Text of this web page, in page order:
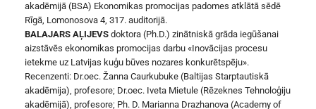
akadēmijā (BSA) Ekonomikas promocijas padomes atklātā sēdē
Rīgā, Lomonosova 4, 317. auditorijā.
BALAJARS AĻIJEVS doktora (Ph.D.) zinātniskā grāda iegūšanai
aizstāvēs ekonomikas promocijas darbu «Inovācijas procesu
ietekme uz Latvijas kuģu būves nozares konkurētspēju».
Recenzenti: Dr.oec. Žanna Caurkubuke (Baltijas Starptautiskā
akadēmija), profesore; Dr.oec. Iveta Mietule (Rēzeknes Tehnoloģiju
akadēmijā), profesore; Ph. D. Marianna Drazhanova (Academy of